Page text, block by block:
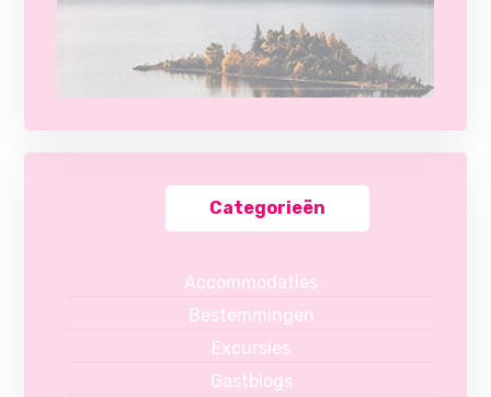
Categorieën
Accommodaties
Bestemmingen
Excursies
Gastblogs